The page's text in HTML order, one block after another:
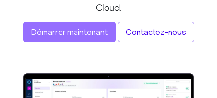
Cloud.
Démarrer maintenant Contactez-nous